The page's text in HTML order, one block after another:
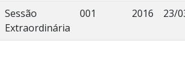
Sessão
Extraordinária
001 2016 23/